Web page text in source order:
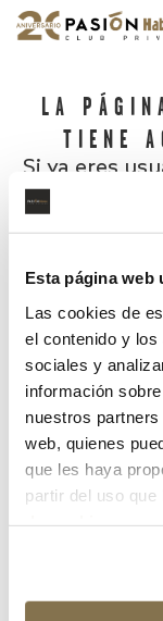
Esta página web
Las cookies de
el contenido y
sociales y
información
nuestros
web, quienes
que les haya
partir del uso
LA
TIENE
Si ya eres
¿Has olvidado tu